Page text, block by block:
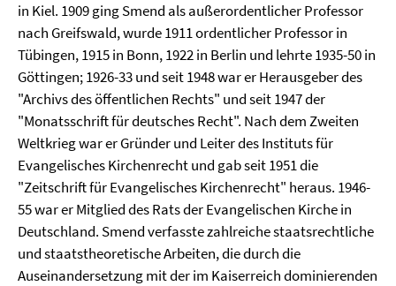
in Kiel. 1909 ging Smend als außerordentlicher Professor
nach Greifswald, wurde 1911 ordentlicher Professor in
Tübingen, 1915 in Bonn, 1922 in Berlin und lehrte 1935-50 in
Göttingen; 1926-33 und seit 1948 war er Herausgeber des
"Archivs des öffentlichen Rechts" und seit 1947 der
"Monatsschrift für deutsches Recht". Nach dem Zweiten
Weltkrieg war er Gründer und Leiter des Instituts für
Evangelisches Kirchenrecht und gab seit 1951 die
"Zeitschrift für Evangelisches Kirchenrecht" heraus. 1946-
55 war er Mitglied des Rats der Evangelischen Kirche in
Deutschland. Smend verfasste zahlreiche staatsrechtliche
und staatstheoretische Arbeiten, die durch die
Auseinandersetzung mit der im Kaiserreich dominierenden